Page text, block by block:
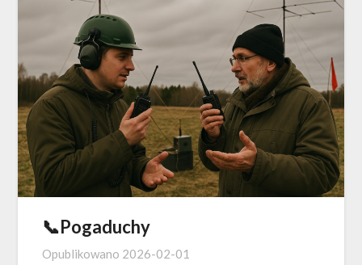
📞Pogaduchy
Opublikowano 2026-02-01